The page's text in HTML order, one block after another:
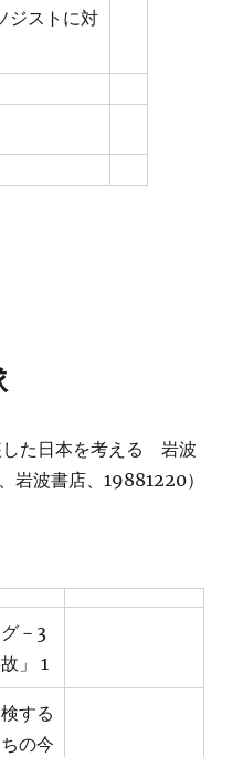
ジストに対
た日本を考える 岩波
岩波書店、19881220）
－3
」 1
する
の今